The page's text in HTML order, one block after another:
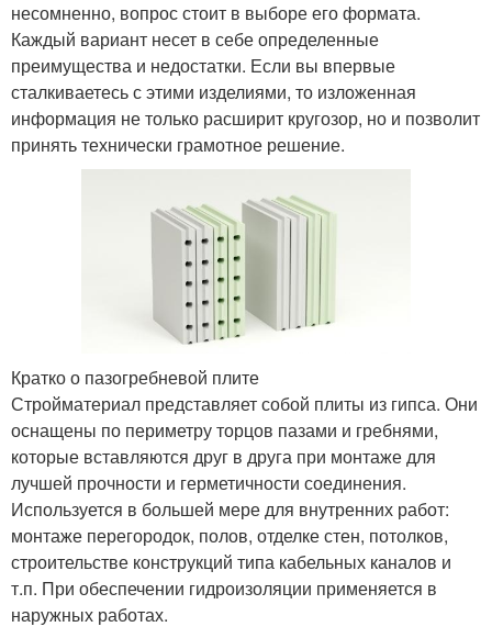
несомненно, вопрос стоит в выборе его формата.
Каждый вариант несет в себе определенные
преимущества и недостатки. Если вы впервые
сталкиваетесь с этими изделиями, то изложенная
информация не только расширит кругозор, но и позволит
принять технически грамотное решение.
Кратко о пазогребневой плите
Стройматериал представляет собой плиты из гипса. Они
оснащены по периметру торцов пазами и гребнями,
которые вставляются друг в друга при монтаже для
лучшей прочности и герметичности соединения.
Используется в большей мере для внутренних работ:
монтаже перегородок, полов, отделке стен, потолков,
строительстве конструкций типа кабельных каналов и
т.п. При обеспечении гидроизоляции применяется в
наружных работах.